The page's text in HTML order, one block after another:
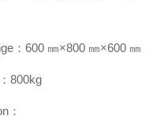
： 600 ㎜×800 ㎜×600 ㎜
： 800kg
：